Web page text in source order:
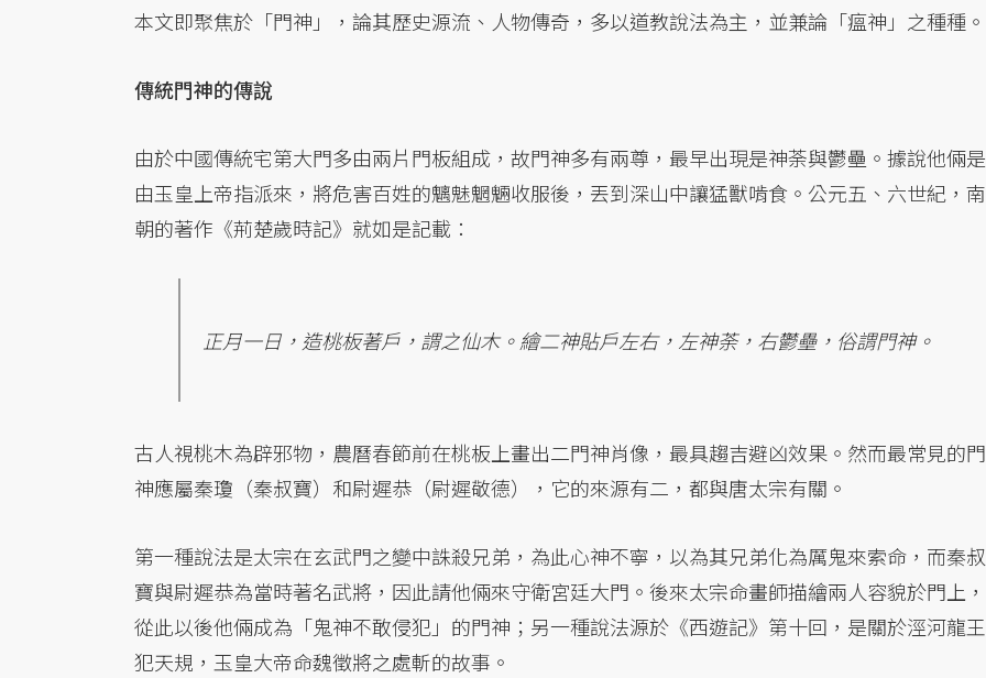
本文即聚焦於「門神」，論其歷史源流、人物傳奇，多以道教說法為主，並兼論「瘟神」之種種。
傳統門神的傳說
由於中國傳統宅第大門多由兩片門板組成，故門神多有兩尊，最早出現是神荼與鬱壘。據說他倆是
由玉皇上帝指派來，將危害百姓的魑魅魍魎收服後，丟到深山中讓猛獸啃食。公元五、六世紀，南
朝的著作《荊楚歲時記》就如是記載：
正月一日，造桃板著戶，謂之仙木。繪二神貼戶左右，左神荼，右鬱壘，俗謂門神。
古人視桃木為辟邪物，農曆春節前在桃板上畫出二門神肖像，最具趨吉避凶效果。然而最常見的門
神應屬秦瓊（秦叔寶）和尉遲恭（尉遲敬德），它的來源有二，都與唐太宗有關。
第一種說法是太宗在玄武門之變中誅殺兄弟，為此心神不寧，以為其兄弟化為厲鬼來索命，而秦叔
寶與尉遲恭為當時著名武將，因此請他倆來守衛宮廷大門。後來太宗命畫師描繪兩人容貌於門上，
從此以後他倆成為「鬼神不敢侵犯」的門神；另一種說法源於《西遊記》第十回，是關於涇河龍王
犯天規，玉皇大帝命魏徵將之處斬的故事。